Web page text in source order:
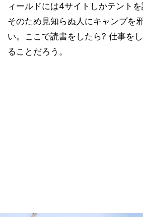
ィールドには4サイトしかテントを
そのため見知らぬ人にキャンプを
い。ここで読書をしたら? 仕事を
ることだろう。